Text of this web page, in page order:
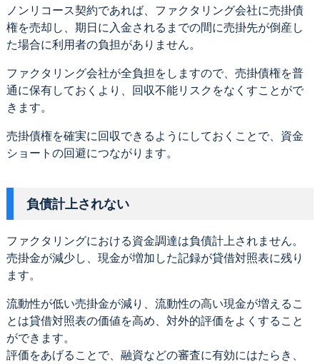
ノンリコース契約であれば、ファクタリング会社に売掛債
権を売却し、期日に入金されるまでの間に売掛先が倒産し
た場合に利用者の負担がありません。
ファクタリング会社が全負担をしますので、売掛債権を普
通に保有しておくより、回収不能リスクをなくすことがで
きます。
売掛債権を確実に回収できるようにしておくことで、資金
ショートの回避につながります。
負債計上されない
ファクタリングにおける資金調達は負債計上されません。
売掛金が減少し、現金が増加した記録が貸借対照表に残り
ます。
流動性が低い売掛金が減り、流動性の高い現金が増えるこ
とは貸借対照表の価値を高め、対外的評価をよくすること
ができます。
評価をあげることで、融資などの審査に有効にはたらき、